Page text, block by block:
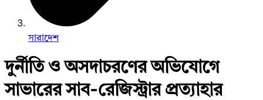
সারাদেশ
দুর্নীতি ও অসদাচরণের অভিযোগে
সাভারের সাব-রেজিস্ট্রার প্রত্যাহার